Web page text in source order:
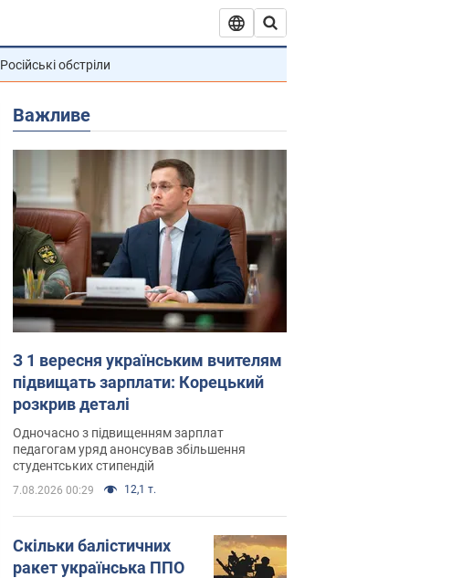
Російські обстріли
Важливе
З 1 вересня українським вчителям
підвищать зарплати: Корецький
розкрив деталі
Одночасно з підвищенням зарплат
педагогам уряд анонсував збільшення
студентських стипендій
7.08.2026 00:29 12,1 т.
Скільки балістичних
ракет українська ППО